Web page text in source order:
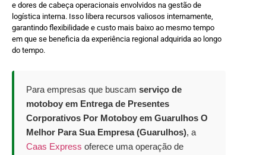
e dores de cabeça operacionais envolvidos na gestão de
logística interna. Isso libera recursos valiosos internamente,
garantindo flexibilidade e custo mais baixo ao mesmo tempo
em que se beneficia da experiência regional adquirida ao longo
do tempo.
Para empresas que buscam serviço de
motoboy em Entrega de Presentes
Corporativos Por Motoboy em Guarulhos O
Melhor Para Sua Empresa (Guarulhos), a
Caas Express oferece uma operação de